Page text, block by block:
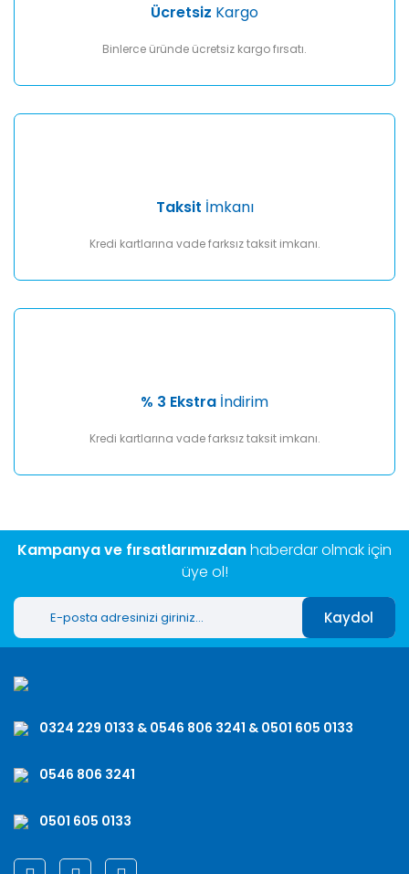
Ücretsiz Kargo
Binlerce üründe ücretsiz kargo fırsatı.
Taksit İmkanı
Kredi kartlarına vade farksız taksit imkanı.
% 3 Ekstra İndirim
Kredi kartlarına vade farksız taksit imkanı.
Kampanya ve fırsatlarımızdanhaberdar olmak için
üye ol!
Kaydol
0324 229 0133 & 0546 806 3241 & 0501 605 0133
0546 806 3241
0501 605 0133